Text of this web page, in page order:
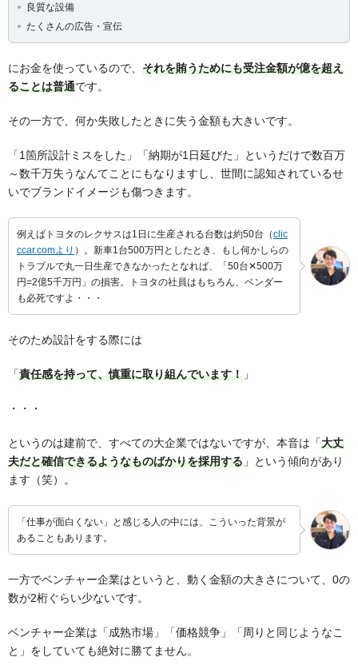
良質な設備
たくさんの広告・宣伝
にお金を使っているので、 それを賄うためにも受注金額が億を超え
ることは普通です。
その一方で、何か失敗したときに失う金額も大きいです。
「1箇所設計ミスをした」「納期が1日延びた」というだけで数百万
～数千万失うなんてことにもなりますし、世間に認知されているせ
いでブランドイメージも傷つきます。
例えばトヨタのレクサスは1日に生産される台数は約50台（clic
ccar.comより ）。新車1台500万円としたとき、もし何かしらの
トラブルで丸一日生産できなかったとなれば、「50台✕500万
円=2億5千万円」の損害。トヨタの社員はもちろん、ベンダー
も必死ですよ・・・
そのため設計をする際には
「責任感を持って、慎重に取り組んでいます！ 」
・・・
というのは建前で、すべての大企業ではないですが、本音は「大丈
夫だと確信できるようなものばかりを採用する 」という傾向があり
ます（笑）。
「仕事が面白くない」と感じる人の中には、こういった背景が
あることもあります。
一方でベンチャー企業はというと、動く金額の大きさについて、0の
数が2桁ぐらい少ないです。
ベンチャー企業は「成熟市場」「価格競争」「周りと同じようなこ
と」をしていても絶対に勝てません。